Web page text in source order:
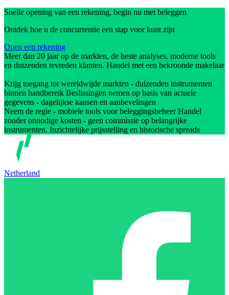
Snelle opening van een rekening, begin nu met beleggen
Ontdek hoe u de concurrentie een stap voor kunt zijn
Open een rekening
Meer dan 20 jaar op de markten, de beste analyses, moderne tools
en duizenden tevreden klanten. Handel met een bekroonde makelaar
Krijg toegang tot wereldwijde markten - duizenden instrumenten
binnen handbereik Beslissingen nemen op basis van actuele
gegevens - dagelijkse kansen en aanbevelingen
Neem de regie - mobiele tools voor beleggingsbeheer Handel
zonder onnodige kosten - geen commissie op belangrijke
instrumenten. Inzichtelijke prijsstelling en historische spreads
Netherland